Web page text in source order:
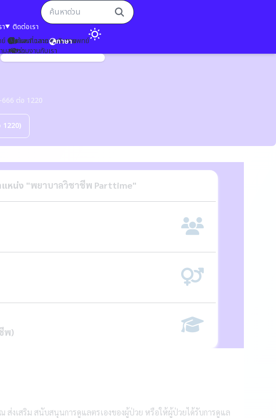
สะดวก
ค้นหาเวลาออกตรวจแพทย์
ติดต่อเรา
แผนที่และการเดินทาง
ร่วมงานกับเรา
ภาษา
666 ต่อ 1220
1220)
แหน่ง "พยาบาลวิชาชีพ Parttime"
พ)
งเสริม สนับสนุนการดูแลตรเองของผู้ป่วย หรือให้ผู้ป่วยได้รับการดูแล